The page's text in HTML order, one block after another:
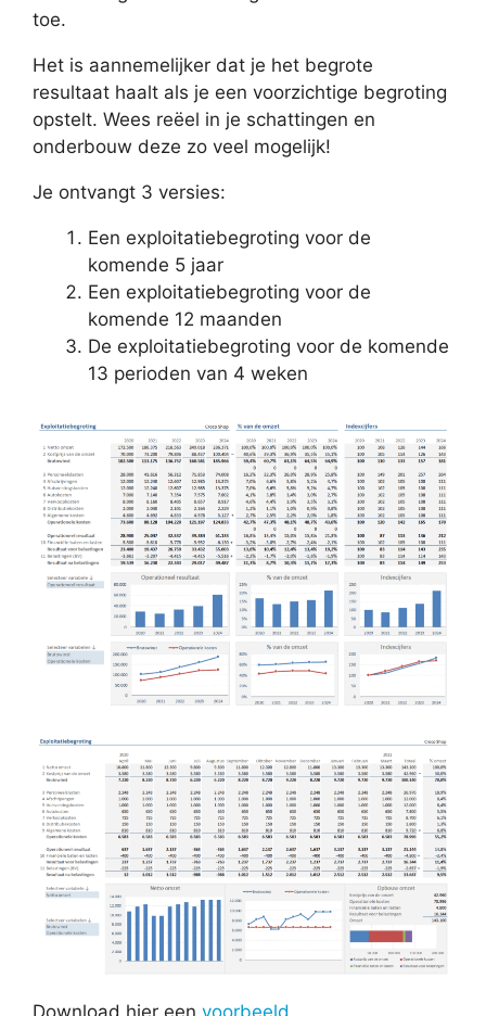
toe.
Het is aannemelijker dat je het begrote
resultaat haalt als je een voorzichtige begroting
opstelt. Wees reëel in je schattingen en
onderbouw deze zo veel mogelijk!
Je ontvangt 3 versies:
Een exploitatiebegroting voor de
komende 5 jaar
Een exploitatiebegroting voor de
komende 12 maanden
De exploitatiebegroting voor de komende
13 perioden van 4 weken